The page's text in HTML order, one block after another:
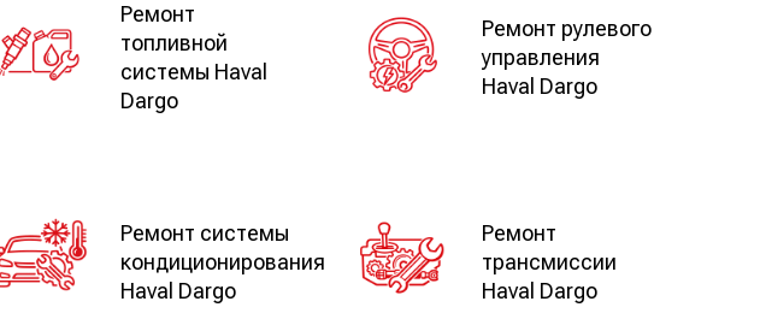
Ремонт
топливной
системы Haval
Dargo
Ремонт рулевого
управления
Haval Dargo
Ремонт системы
кондиционирования
Haval Dargo
Ремонт
трансмиссии
Haval Dargo